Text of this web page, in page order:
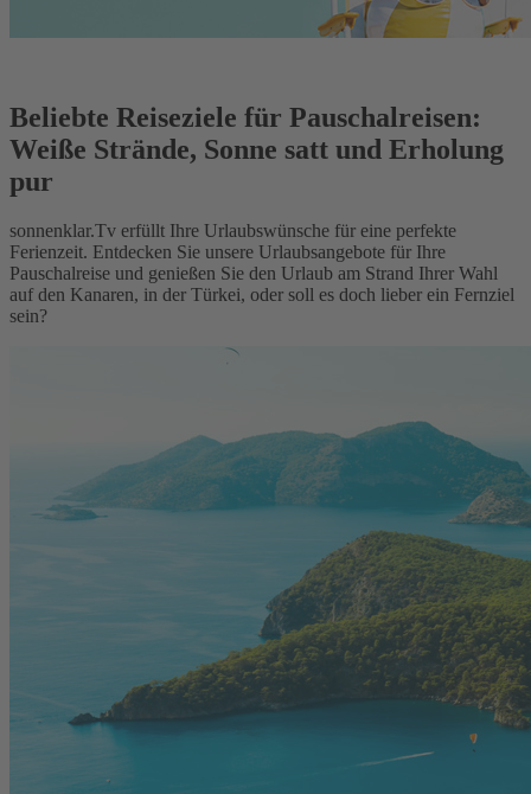
Beliebte Reiseziele für Pauschalreisen:
Weiße Strände, Sonne satt und Erholung
pur
sonnenklar.Tv erfüllt Ihre Urlaubswünsche für eine perfekte
Ferienzeit. Entdecken Sie unsere Urlaubsangebote für Ihre
Pauschalreise und genießen Sie den Urlaub am Strand Ihrer Wahl
auf den Kanaren, in der Türkei, oder soll es doch lieber ein Fernziel
sein?